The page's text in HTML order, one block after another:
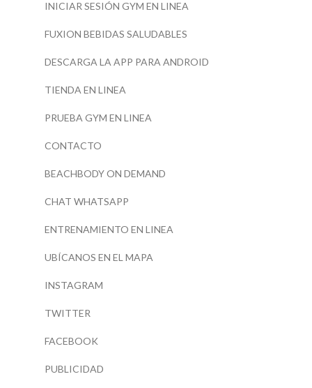
INICIAR SESIÓN GYM EN LINEA
FUXION BEBIDAS SALUDABLES
DESCARGA LA APP PARA ANDROID
TIENDA EN LINEA
PRUEBA GYM EN LINEA
CONTACTO
BEACHBODY ON DEMAND
CHAT WHATSAPP
ENTRENAMIENTO EN LINEA
UBÍCANOS EN EL MAPA
INSTAGRAM
TWITTER
FACEBOOK
PUBLICIDAD